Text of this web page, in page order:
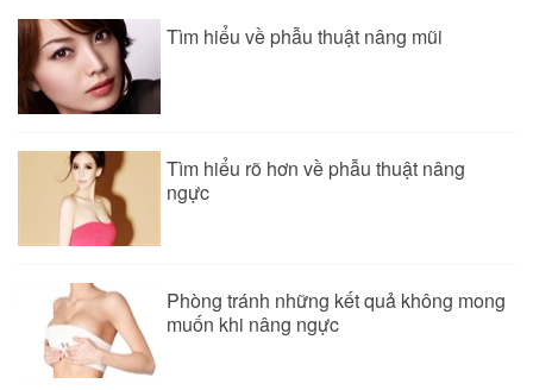
Tìm hiểu về phẫu thuật nâng mũi
Tìm hiểu rõ hơn về phẫu thuật nâng
ngực
Phòng tránh những kết quả không mong
muốn khi nâng ngực